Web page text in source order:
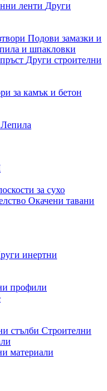
ленти Други
Подови замазки и
и шпакловки
Други строителни
за камък и бетон
Лепила
за сухо
Окачени тавани
инертни
профили
стълби Строителни
материали